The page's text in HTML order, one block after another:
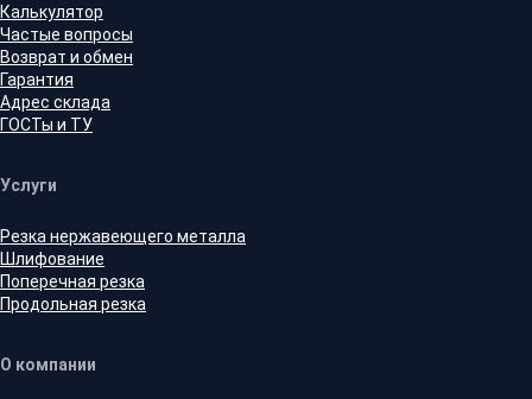
Калькулятор
Частые вопросы
Возврат и обмен
Гарантия
Адрес склада
ГОСТы и ТУ
Услуги
Резка нержавеющего металла
Шлифование
Поперечная резка
Продольная резка
О компании